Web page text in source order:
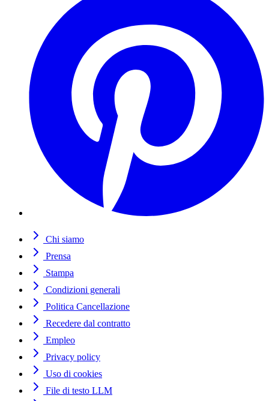
Chi siamo
Prensa
Stampa
Condizioni generali
Politica Cancellazione
Recedere dal contratto
Empleo
Privacy policy
Uso di cookies
File di testo LLM